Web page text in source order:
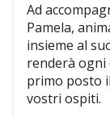
Ad
Pamela,
insieme al
renderà ogni
primo posto
vostri ospiti.